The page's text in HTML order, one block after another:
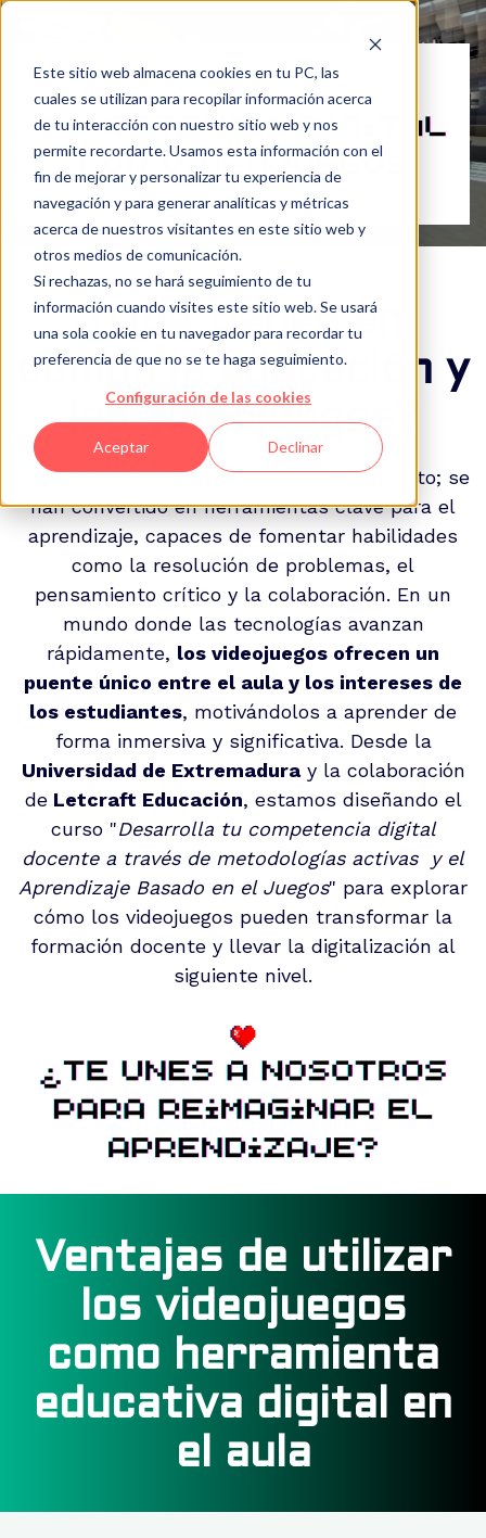
Este sitio web almacena cookies en tu PC, las
cuales se utilizan para recopilar información acerca
de tu interacción con nuestro sitio web y nos
permite recordarte. Usamos esta información con el
fin de mejorar y personalizar tu experiencia de
navegación y para generar analíticas y métricas
acerca de nuestros visitantes en este sitio web y
otros medios de comunicación.
Si rechazas, no se hará seguimiento de tu
información cuando visites este sitio web. Se usará
una sola cookie en tu navegador para recordar tu
preferencia de que no se te haga seguimiento.
Configuración de las cookies
Aceptar Declinar
¿Qué tienen en
común la educación y
los videojuegos?
Los videojuegos no son solo entretenimiento; se
han convertido en herramientas clave para el
aprendizaje, capaces de fomentar habilidades
como la resolución de problemas, el
pensamiento crítico y la colaboración. En un
mundo donde las tecnologías avanzan
rápidamente, los videojuegos ofrecen un
puente único entre el aula y los intereses de
los estudiantes, motivándolos a aprender de
forma inmersiva y significativa. Desde la
Universidad de Extremaduray la colaboración
de Letcraft Educación, estamos diseñando el
curso "Desarrolla tu competencia digital
docente a través de metodologías activas y el
Aprendizaje Basado en el Juegos" para explorar
cómo los videojuegos pueden transformar la
formación docente y llevar la digitalización al
siguiente nivel.
Ventajas de utilizar
los videojuegos
como herramienta
educativa digital en
el aula